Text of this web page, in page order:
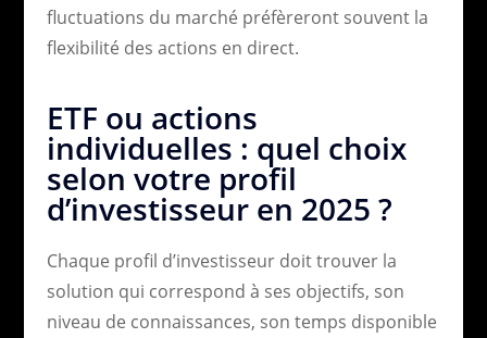
fluctuations du marché préfèreront souvent la
flexibilité des actions en direct.
ETF ou actions
individuelles : quel choix
selon votre profil
d’investisseur en 2025 ?
Chaque profil d’investisseur doit trouver la
solution qui correspond à ses objectifs, son
niveau de connaissances, son temps disponible